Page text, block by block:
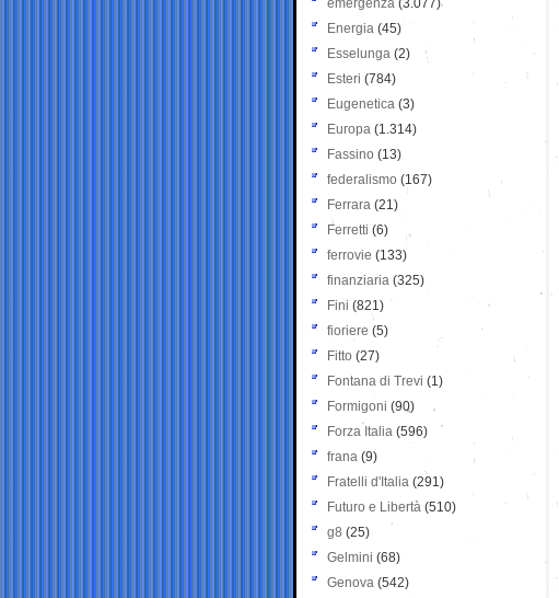
emergenza (3.077)
Energia (45)
Esselunga (2)
Esteri (784)
Eugenetica (3)
Europa (1.314)
Fassino (13)
federalismo (167)
Ferrara (21)
Ferretti (6)
ferrovie (133)
finanziaria (325)
Fini (821)
fioriere (5)
Fitto (27)
Fontana di Trevi (1)
Formigoni (90)
Forza Italia (596)
frana (9)
Fratelli d'Italia (291)
Futuro e Libertà (510)
g8 (25)
Gelmini (68)
Genova (542)